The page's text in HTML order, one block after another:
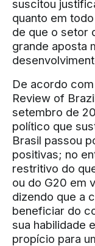
suscitou
quanto em
de que o setor
grande aposta
De acordo
Review of
setembro de
político que
Brasil passou
positivas; no
restritivo do
ou do G20 em
dizendo que a
beneficiar do
sua habilidade
propício para